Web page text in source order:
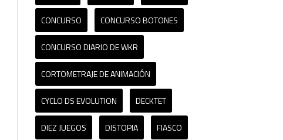
CONCURSO CONCURSO BOTONES
CONCURSO DIARIO DE WKR
CORTOMETRAJE DE ANIMACIÓN
CYCLO DS EVOLUTION DECKTET
DIEZ JUEGOS DISTOPIA FIASCO